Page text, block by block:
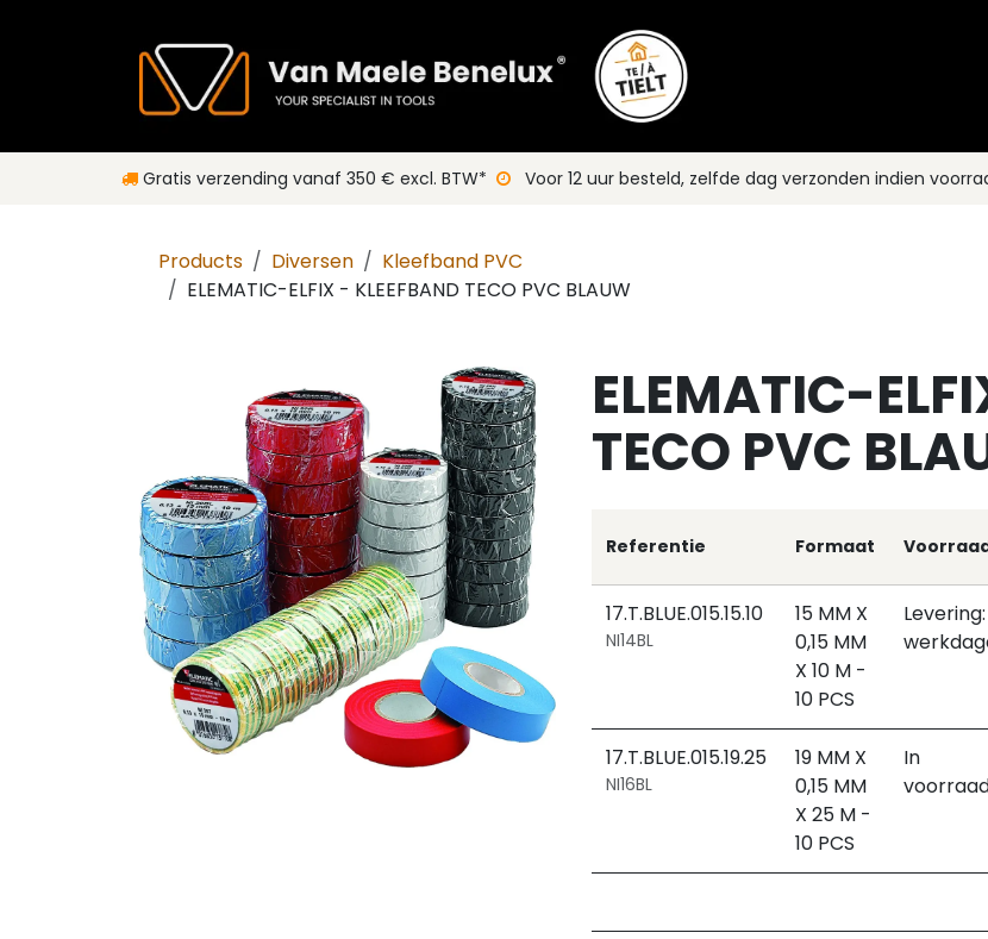
Gratis verzending vanaf 350 € excl. BTW* Voor 12 uur besteld, zelfde dag verzonden indien
Products Diversen
Kleefband PVC
ELEMATIC-ELFIX - KLEEFBAND TECO PVC BLAUW
ELEMATIC-
TECO PVC
Referentie Formaat
17.T.BLUE.015.15.10
NI14BL
15 MM X
0,15 MM
X 10 M -
10 PCS
17.T.BLUE.015.19.25
NI16BL
19 MM X
0,15 MM
X 25 M -
10 PCS
In